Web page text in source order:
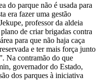
do parque não é usada para
era fazer uma gestão
professor da aldeia
de criar brigadas contra
para que não haja caça
e ter mais força junto
Na contramão do que
governador do Estado,
dos parques à iniciativa